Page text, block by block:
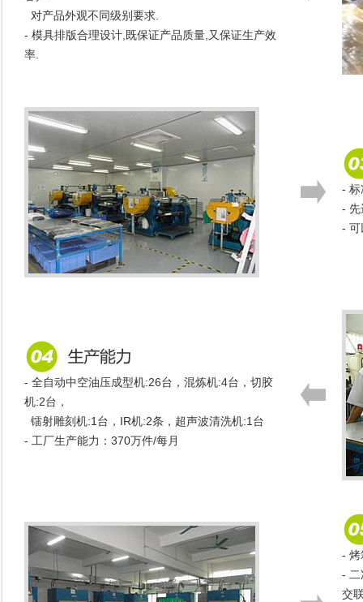
对产品外观不同级别要求.
- 模具排版合理设计,既保证产品质量,又保证生产效
率.
- 标
- 先
- 可
- 全自动中空油压成型机:26台，混炼机:4台，切胶
机:2台，
镭射雕刻机:1台，IR机:2条，超声波清洗机:1台
- 工厂生产能力：370万件/每月
- 烤
- 二
交